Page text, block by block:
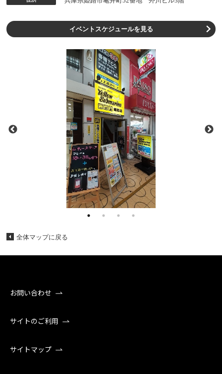
イベントスケジュールを見る
全体マップに戻る
お問い合わせ
サイトのご利用
サイトマップ